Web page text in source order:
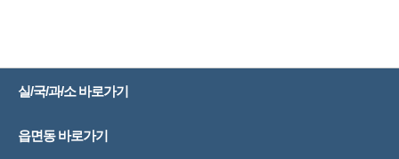
실/국/과/소 바로가기
읍면동 바로가기